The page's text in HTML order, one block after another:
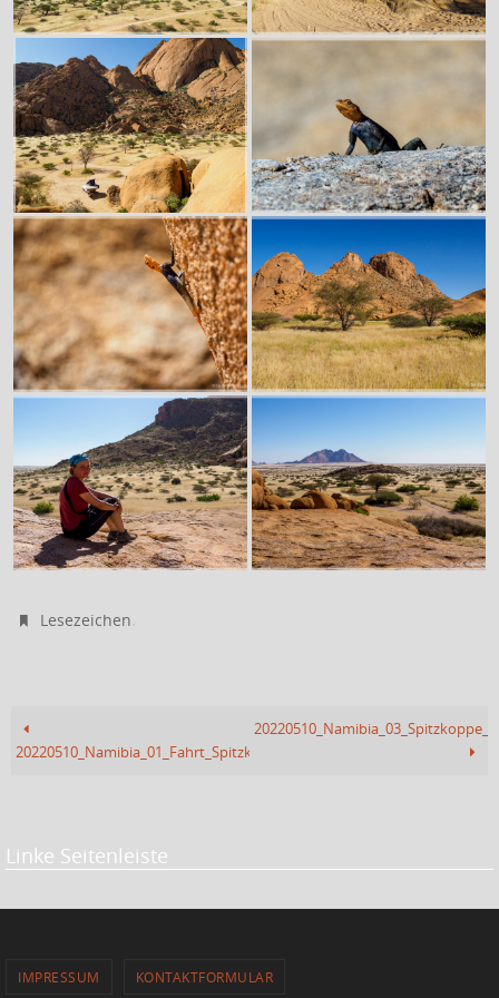
Lesezeichen.
20220510_Namibia_01_Fahrt_Spitzkoppe
Linke Seitenleiste
IMPRESSUM KONTAKTFORMULAR